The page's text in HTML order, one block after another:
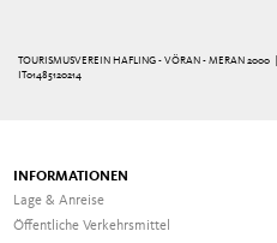
TOURISMUSVEREIN HAFLING - VÖRAN - MERAN 2000 |
IT01485120214
INFORMATIONEN
Lage & Anreise
Öffentliche Verkehrsmittel